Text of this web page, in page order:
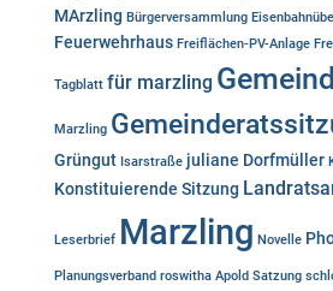
MArzling Bürgerversammlung
Feuerwehrhaus Freiflächen-PV-Anlage
Tagblatt für marzling
Marzling
Grüngut Isarstraße juliane Dorfmüller
Konstituierende Sitzung
Leserbrief Marzling Novelle
Planungsverband roswitha Apold Satzung